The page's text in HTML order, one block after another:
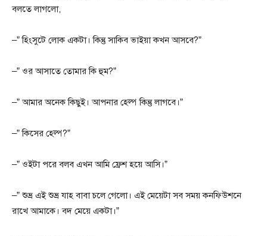
বলতে লাগলো,
–” হিংসুটে লোক একটা। কিন্তু সাকিব ভাইয়া কখন আসবে?”
–” ওর আসাতে তোমার কি হুম?”
–” আমার অনেক কিছুই। আপনার হেল্প কিন্তু লাগবে।”
–” কিসের হেল্প?”
–” ওইটা পরে বলব এখন আমি ফ্রেশ হয়ে আসি।”
–” শুভ্র এই শুভ্র যাহ বাবা চলে গেলো। এই মেয়েটা সব সময় কনফিউশনে
রাখে আমাকে। বদ মেয়ে একটা।”